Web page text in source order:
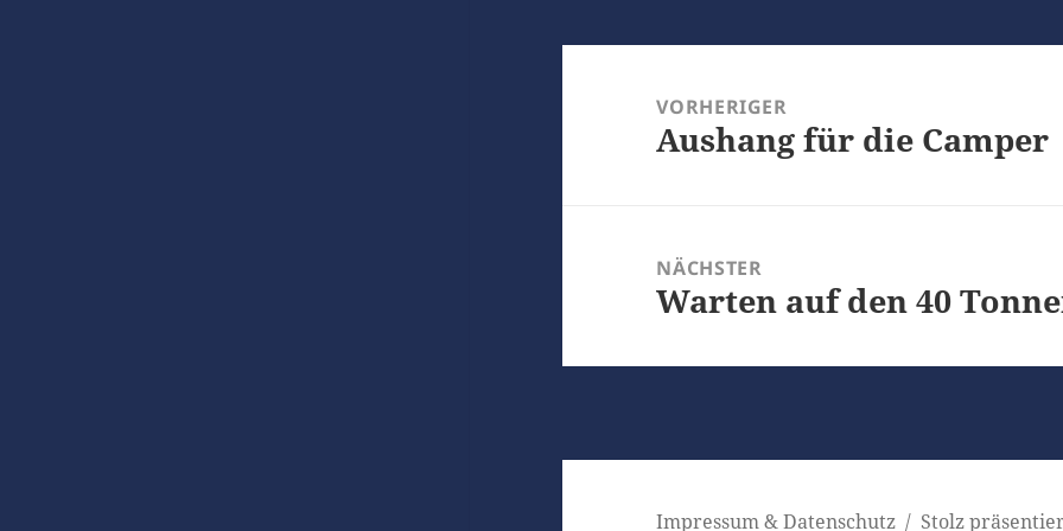
VORHERIGER
Vorheriger
Aushang für die Camper
NÄCHSTER
Nächster
Warten auf den 40
Impressum & Datenschutz Stolz